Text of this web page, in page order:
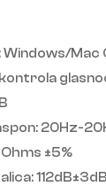
Windows/Mac
20Hz-
±5%
112dB±3dB